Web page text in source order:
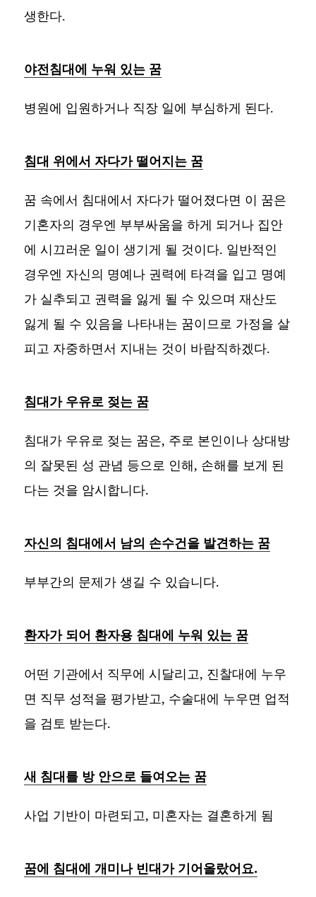
생한다.
야전침대에 누워 있는 꿈
병원에 입원하거나 직장 일에 부심하게 된다.
침대 위에서 자다가 떨어지는 꿈
꿈 속에서 침대에서 자다가 떨어졌다면 이 꿈은
기혼자의 경우엔 부부싸움을 하게 되거나 집안
에 시끄러운 일이 생기게 될 것이다. 일반적인
경우엔 자신의 명예나 권력에 타격을 입고 명예
가 실추되고 권력을 잃게 될 수 있으며 재산도
잃게 될 수 있음을 나타내는 꿈이므로 가정을 살
피고 자중하면서 지내는 것이 바람직하겠다.
침대가 우유로 젖는 꿈
침대가 우유로 젖는 꿈은, 주로 본인이나 상대방
의 잘못된 성 관념 등으로 인해, 손해를 보게 된
다는 것을 암시합니다.
자신의 침대에서 남의 손수건을 발견하는 꿈
부부간의 문제가 생길 수 있습니다.
환자가 되어 환자용 침대에 누워 있는 꿈
어떤 기관에서 직무에 시달리고, 진찰대에 누우
면 직무 성적을 평가받고, 수술대에 누우면 업적
을 검토 받는다.
새 침대를 방 안으로 들여오는 꿈
사업 기반이 마련되고, 미혼자는 결혼하게 됨
꿈에 침대에 개미나 빈대가 기어올랐어요.